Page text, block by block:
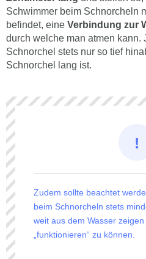
Schwimmer beim Schnorcheln
befindet, eine Verbindung zur
durch welche man atmen kann.
Schnorchel stets nur so tief
Schnorchel lang ist.
Zudem sollte beachtet
beim Schnorcheln stets
weit aus dem Wasser
„funktionieren“ zu können.